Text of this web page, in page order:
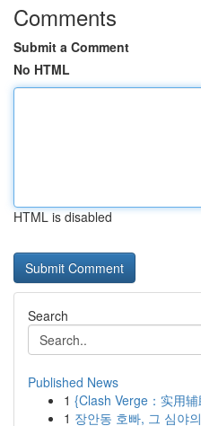
Comments
Submit a Comment
No HTML
HTML is disabled
Search
Published News
1 {Clash Verge：实用
1 장안동 호빠, 그 심야